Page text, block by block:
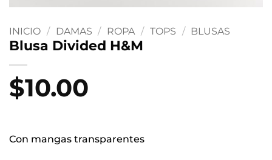
INICIO / DAMAS / ROPA / TOPS / BLUSAS
Blusa Divided H&M
$10.00
Con mangas transparentes